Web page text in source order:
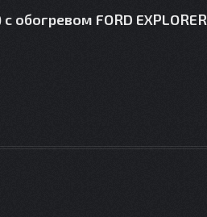
FORD EXPLORER